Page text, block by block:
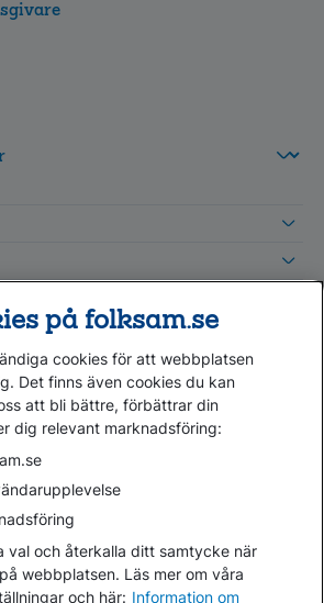
på folksam.se
cookies för att webbplatsen
Det finns även cookies du kan
att bli bättre, förbättrar din
dig relevant marknadsföring:
val och återkalla ditt samtycke när
webbplatsen. Läs mer om våra
och här: Information om